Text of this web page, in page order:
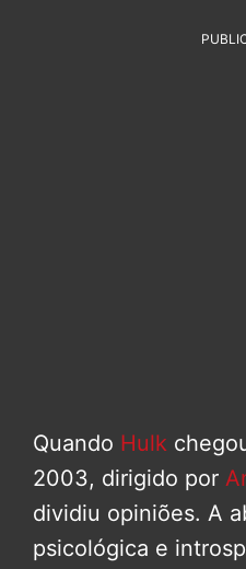
Quando Hulk
2003, dirigido por
dividiu opiniões. A
psicológica e